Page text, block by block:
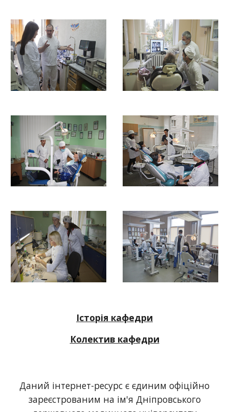
Історія кафедри
Колектив кафедри
Даний інтернет-ресурс є єдиним офіційно
зареєстрованим на ім'я Дніпровського